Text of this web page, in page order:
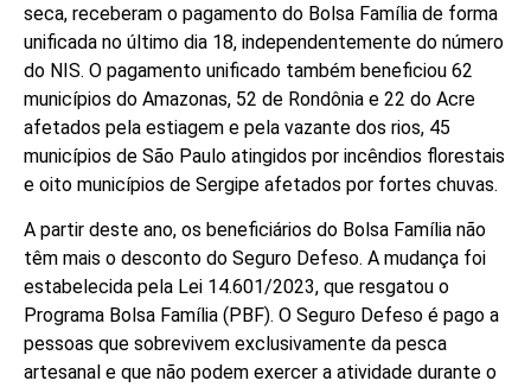
seca, receberam o pagamento do Bolsa Família de forma
unificada no último dia 18, independentemente do número
do NIS. O pagamento unificado também beneficiou 62
municípios do Amazonas, 52 de Rondônia e 22 do Acre
afetados pela estiagem e pela vazante dos rios, 45
municípios de São Paulo atingidos por incêndios florestais
e oito municípios de Sergipe afetados por fortes chuvas.
A partir deste ano, os beneficiários do Bolsa Família não
têm mais o desconto do Seguro Defeso. A mudança foi
estabelecida pela Lei 14.601/2023, que resgatou o
Programa Bolsa Família (PBF). O Seguro Defeso é pago a
pessoas que sobrevivem exclusivamente da pesca
artesanal e que não podem exercer a atividade durante o